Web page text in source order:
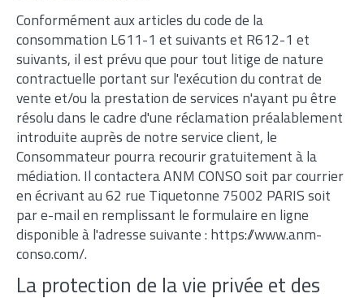
Conformément aux articles du code de la
consommation L611-1 et suivants et R612-1 et
suivants, il est prévu que pour tout litige de nature
contractuelle portant sur l'exécution du contrat de
vente et/ou la prestation de services n'ayant pu être
résolu dans le cadre d'une réclamation préalablement
introduite auprès de notre service client, le
Consommateur pourra recourir gratuitement à la
médiation. Il contactera ANM CONSO soit par courrier
en écrivant au 62 rue Tiquetonne 75002 PARIS soit
par e-mail en remplissant le formulaire en ligne
disponible à l'adresse suivante : https://www.anm-
conso.com/.
La protection de la vie privée et des